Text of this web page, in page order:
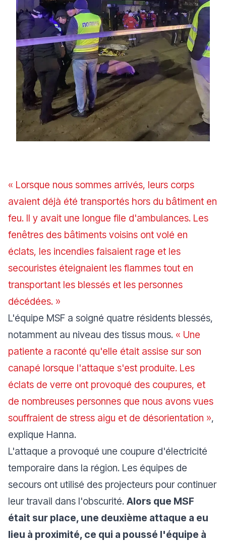
« Lorsque nous sommes arrivés, leurs corps
avaient déjà été transportés hors du bâtiment en
feu. Il y avait une longue file d'ambulances. Les
fenêtres des bâtiments voisins ont volé en
éclats, les incendies faisaient rage et les
secouristes éteignaient les flammes tout en
transportant les blessés et les personnes
décédées. »
L'équipe MSF a soigné quatre résidents blessés,
notamment au niveau des tissus mous. « Une
patiente a raconté qu'elle était assise sur son
canapé lorsque l'attaque s'est produite. Les
éclats de verre ont provoqué des coupures, et
de nombreuses personnes que nous avons vues
souffraient de stress aigu et de désorientation »,
explique Hanna.
L'attaque a provoqué une coupure d'électricité
temporaire dans la région. Les équipes de
secours ont utilisé des projecteurs pour continuer
leur travail dans l'obscurité. Alors que MSF
était sur place, une deuxième attaque a eu
lieu à proximité, ce qui a poussé l'équipe à